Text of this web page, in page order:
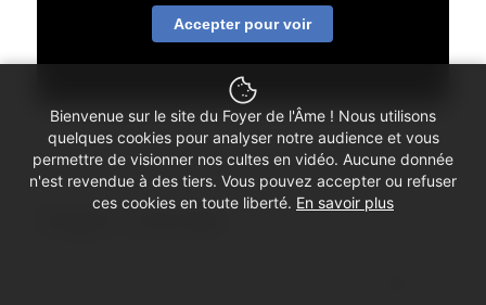
Accepter pour voir
Bienvenue sur le site du Foyer de l'Âme ! Nous utilisons
quelques cookies pour analyser notre audience et vous
permettre de visionner nos cultes en vidéo. Aucune donnée
n'est revendue à des tiers. Vous pouvez accepter ou refuser
ces cookies en toute liberté. En savoir plus